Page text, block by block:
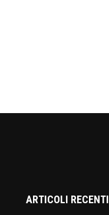
ARTICOLI RECENTI